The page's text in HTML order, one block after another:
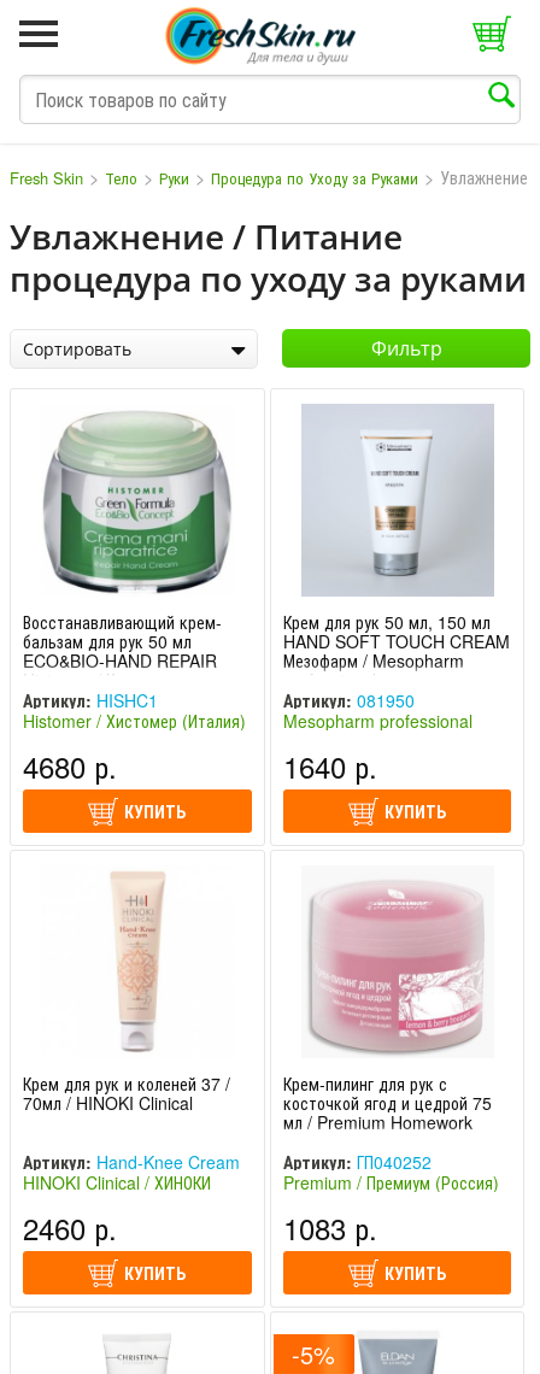
Fresh Skin > Тело > Руки > Процедура по Уходу за Руками > Увлажнение
Увлажнение / Питание
процедура по уходу за руками
Сортировать Фильтр
Восстанавливающий крем-
бальзам для рук 50 мл
ECO&BIO-HAND REPAIR
Histomer / Хистомер
Артикул: HISHC1
Histomer / Хистомер (Италия)
4680 р.
КУПИТЬ
Крем для рук 50 мл, 150 мл
HAND SOFT TOUCH CREAM
Мезофарм / Mesopharm
professional
Артикул: 081950
Mesopharm professional
1640 р.
КУПИТЬ
Крем для рук и коленей 37 /
70мл / HINOKI Clinical
Артикул: Hand-Knee Cream
HINOKI Clinical / ХИНОКИ
2460 р.
КУПИТЬ
Крем-пилинг для рук с
косточкой ягод и цедрой 75
мл / Premium Homework
Артикул: ГП040252
Premium / Премиум (Россия)
1083 р.
КУПИТЬ
-5%
M N O P Q S T V W